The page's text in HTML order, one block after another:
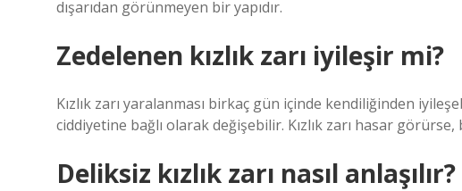
dışarıdan görünmeyen bir yapıdır.
Zedelenen kızlık zarı iyileşir mi?
Kızlık zarı yaralanması birkaç gün içinde kendiliğinden
ciddiyetine bağlı olarak değişebilir. Kızlık zarı hasar
Deliksiz kızlık zarı nasıl anlaşılır?